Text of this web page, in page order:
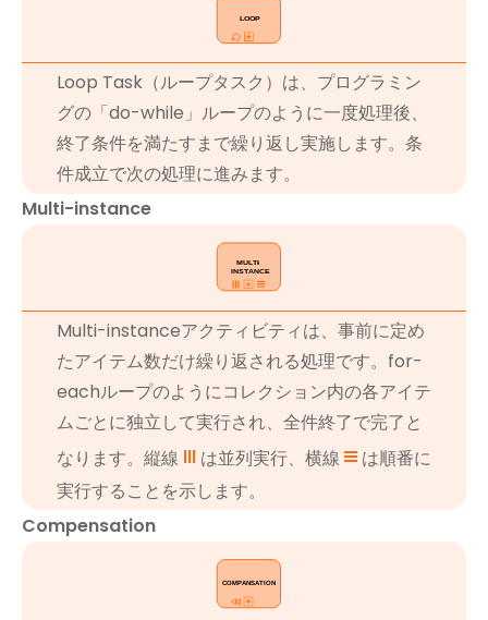
Loop Task（ループタスク）は、プログラミン
グの「do-while」ループのように一度処理後、
終了条件を満たすまで繰り返し実施します。条
件成立で次の処理に進みます。
Multi-instance
Multi-instanceアクティビティは、事前に定め
たアイテム数だけ繰り返される処理です。for-
eachループのようにコレクション内の各アイテ
ムごとに独立して実行され、全件終了で完了と
なります。縦線
は並列実行、横線
は順番に
実行することを示します。
Compensation